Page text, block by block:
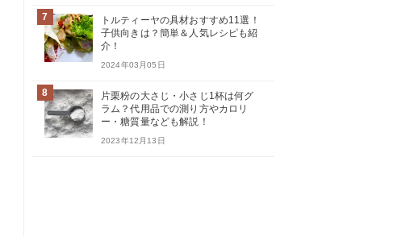
7
トルティーヤの具材おすすめ11選！
子供向きは？簡単＆人気レシピも紹
介！
2024年03月05日
8
片栗粉の大さじ・小さじ1杯は何グ
ラム？代用品での測り方やカロリ
ー・糖質量なども解説！
2023年12月13日